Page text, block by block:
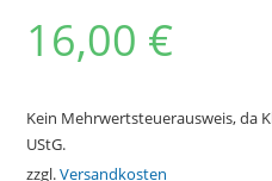
16,00 €
Kein Mehrwertsteuerausweis, da
UStG.
zzgl.Versandkosten